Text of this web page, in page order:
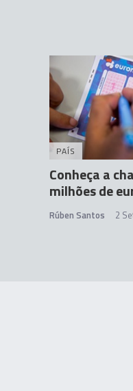
PAÍS
Conheça a
milhões de
Rúben Santos 2